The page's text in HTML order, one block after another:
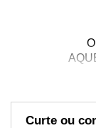
Curte ou